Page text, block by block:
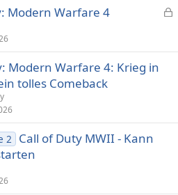
p
Modern Warfare 4
Modern Warfare 4: Krieg in
tolles Comeback
2
Call of Duty MWII - Kann